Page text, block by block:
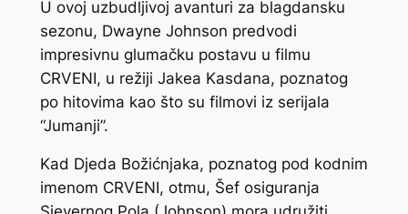
U ovoj uzbudljivoj avanturi za blagdansku
sezonu, Dwayne Johnson predvodi
impresivnu glumačku postavu u filmu
CRVENI, u režiji Jakea Kasdana, poznatog
po hitovima kao što su filmovi iz serijala
“Jumanji”.
Kad Djeda Božićnjaka, poznatog pod kodnim
imenom CRVENI, otmu, Šef osiguranja